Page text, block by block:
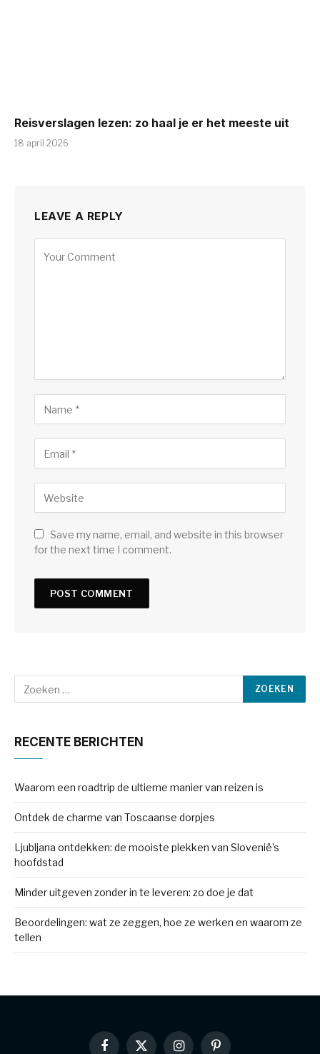
Reisverslagen lezen: zo haal je er het meeste uit
18 april 2026
LEAVE A REPLY
Save my name, email, and website in this browser
for the next time I comment.
RECENTE BERICHTEN
Waarom een roadtrip de ultieme manier van reizen is
Ontdek de charme van Toscaanse dorpjes
Ljubljana ontdekken: de mooiste plekken van Slovenië’s
hoofdstad
Minder uitgeven zonder in te leveren: zo doe je dat
Beoordelingen: wat ze zeggen, hoe ze werken en waarom ze
tellen